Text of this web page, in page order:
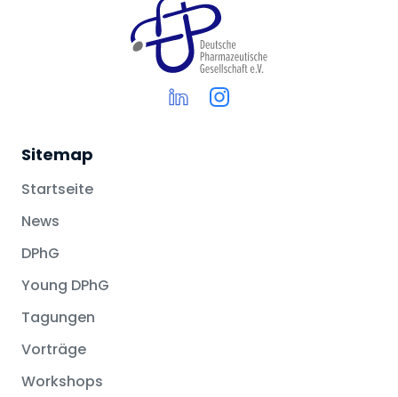
Sitemap
Startseite
News
DPhG
Young DPhG
Tagungen
Vorträge
Workshops